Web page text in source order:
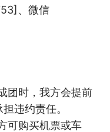
、微信
团时，我方会提前
违约责任。
可购买机票或车